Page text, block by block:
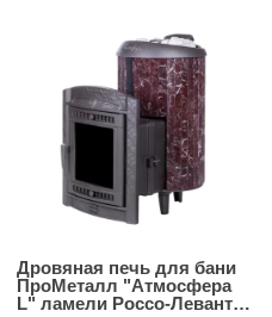
Дровяная печь для бани
ПроМеталл "Атмосфера
L" ламели Россо-Леванто,